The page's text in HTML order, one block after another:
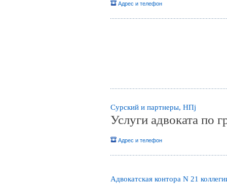
Адрес и телефон
Сурский и партнеры, НПj
Услуги адвоката по
Адрес и телефон
Адвокатская контора N 21